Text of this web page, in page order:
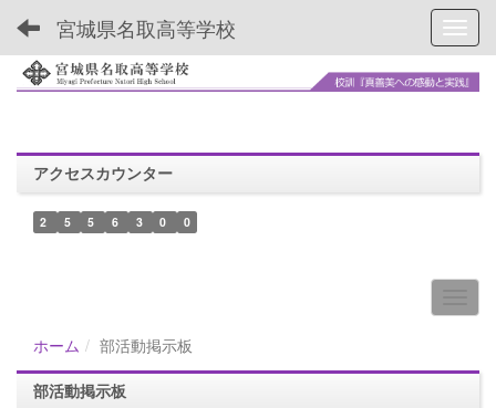
宮城県名取高等学校
アクセスカウンター
2 5 5 6 3 0 0
ホーム 部活動掲示板
部活動掲示板